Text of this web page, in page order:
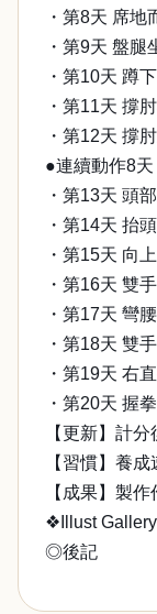
・第8天 席地
・第9天 盤腿
・第10天 蹲下
・第11天 撐
・第12天 撐
●連續動作8天
・第13天 頭
・第14天 抬
・第15天 向
・第16天 雙
・第17天 彎
・第18天 雙
・第19天 右
・第20天 握
【更新】計
【習慣】養
【成果】製
❖Illust Gallery
◎後記